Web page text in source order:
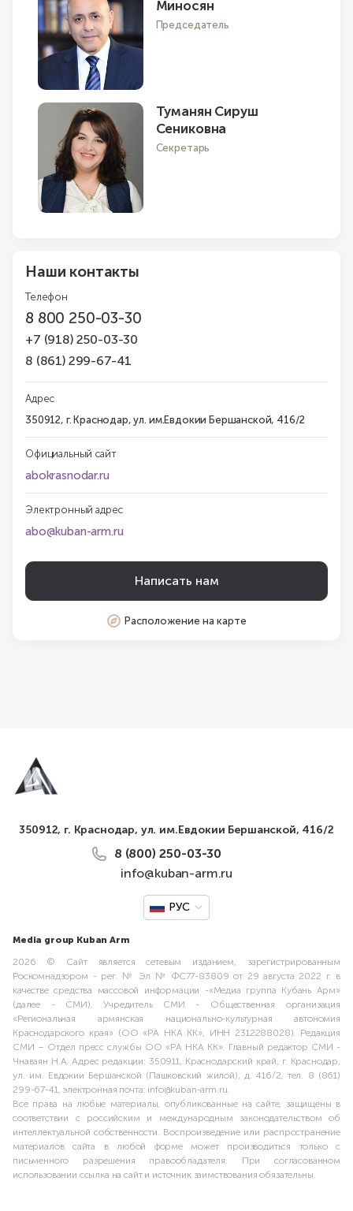
Миносян
Председатель
Туманян Сируш
Сениковна
Секретарь
Наши контакты
Телефон
8 800 250-03-30
+7 (918) 250-03-30
8 (861) 299-67-41
Адрес
350912, г. Краснодар, ул. им.Евдокии Бершанской, 416/2
Официальный сайт
abokrasnodar.ru
Электронный адрес
abo@kuban-arm.ru
Написать нам
Расположение на карте
350912, г. Краснодар, ул. им.Евдокии Бершанской, 416/2
8 (800) 250-03-30
info@kuban-arm.ru
РУС
Media group Kuban Arm
2026 © Сайт является сетевым изданием, зарегистрированным
Роскомнадзором - рег. № Эл № ФС77-83809 от 29 августа 2022 г. в
качестве средства массовой информации -«Медиа группа Кубань Арм»
(далее - СМИ). Учредитель СМИ - Общественная организация
«Региональная армянская национально-культурная автономия
Краснодарского края» (ОО «РА НКА КК», ИНН 2312288028). Редакция
СМИ – Отдел пресс службы ОО «РА НКА КК». Главный редактор СМИ -
Чнаваян Н.А. Адрес редакции: 350911, Краснодарский край, г. Краснодар,
ул. им. Евдокии Бершанской (Пашковский жилой), д. 416/2, тел. 8 (861)
299-67-41, электронная почта: info@kuban-arm.ru.
Все права на любые материалы, опубликованные на сайте, защищены в
соответствии с российским и международным законодательством об
интеллектуальной собственности. Воспроизведение или распространение
материалов сайта в любой форме может производиться только с
письменного разрешения правообладателя. При согласованном
использовании ссылка на сайт и источник заимствования обязательны.